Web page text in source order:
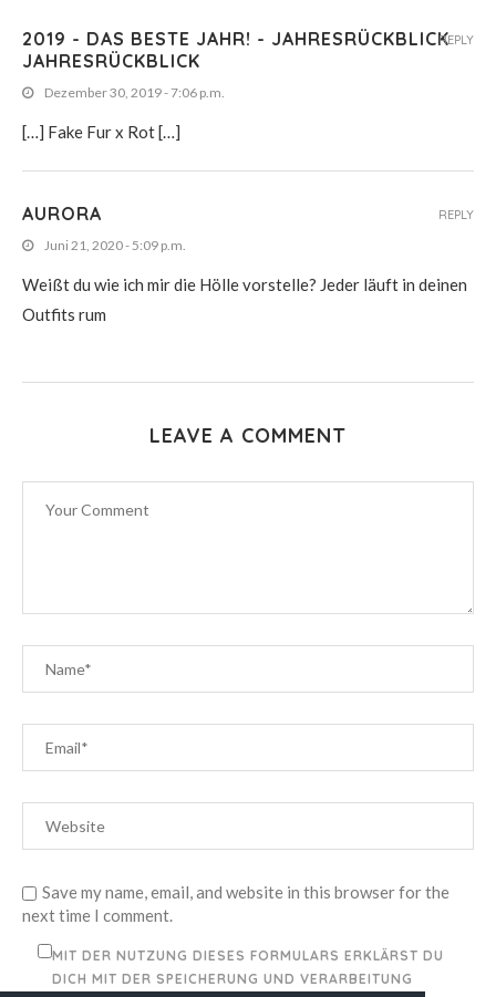
2019 - DAS BESTE JAHR! - JAHRESRÜCKBLICK
JAHRESRÜCKBLICK
Dezember 30, 2019 - 7:06 p.m.
[…] Fake Fur x Rot […]
REPLY
AURORA
Juni 21, 2020 - 5:09 p.m.
Weißt du wie ich mir die Hölle vorstelle? Jeder läuft in deinen
Outfits rum
REPLY
LEAVE A COMMENT
Save my name, email, and website in this browser for the
next time I comment.
MIT DER NUTZUNG DIESES FORMULARS ERKLÄRST DU
DICH MIT DER SPEICHERUNG UND VERARBEITUNG